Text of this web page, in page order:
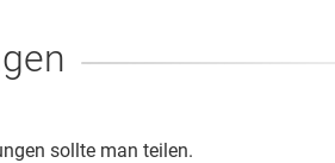
sollte man teilen.